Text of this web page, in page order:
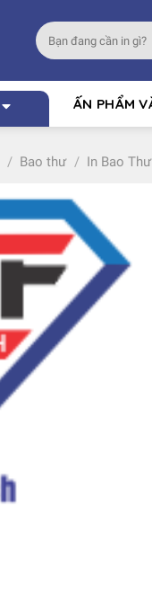
Tìm
kiếm:
ẤN PHẨM
/ Bao thư / In Bao